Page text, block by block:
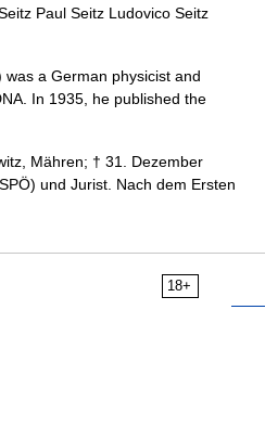
Paul Seitz Ludovico Seitz
a German physicist and
In 1935, he published the
Mähren; † 31. Dezember
und Jurist. Nach dem Ersten
18+